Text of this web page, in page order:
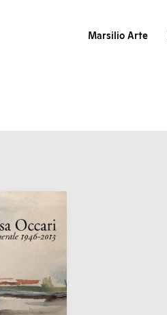
Marsilio Arte